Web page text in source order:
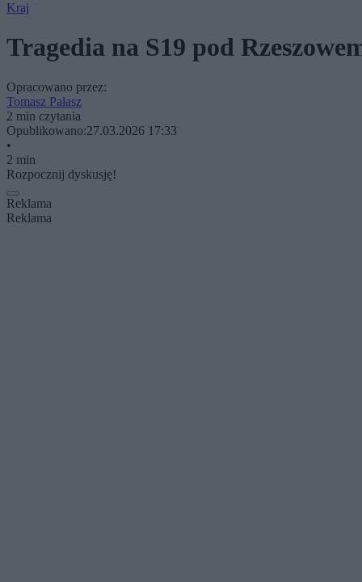
Kraj
Tragedia na S19 pod
Opracowano przez:
Tomasz Pałasz
2 min czytania
Opublikowano:27.03.2026 17:33
•
2 min
Rozpocznij dyskusję!
Reklama
Reklama